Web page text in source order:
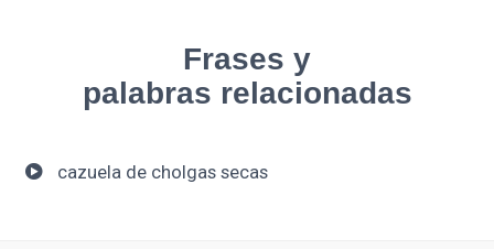
Frases y
palabras relacionadas
cazuela de cholgas secas